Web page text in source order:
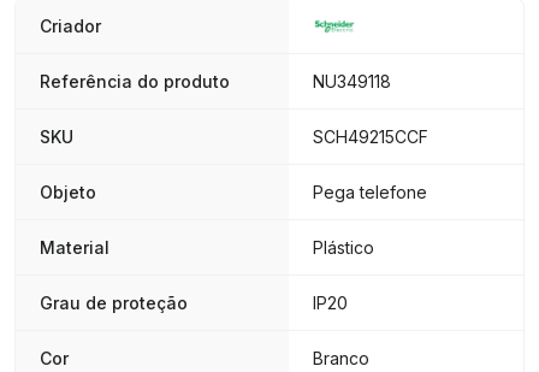
Criador
Referência do produto NU349118
SKU SCH49215CCF
Objeto Pega telefone
Material Plástico
Grau de proteção IP20
Cor Branco